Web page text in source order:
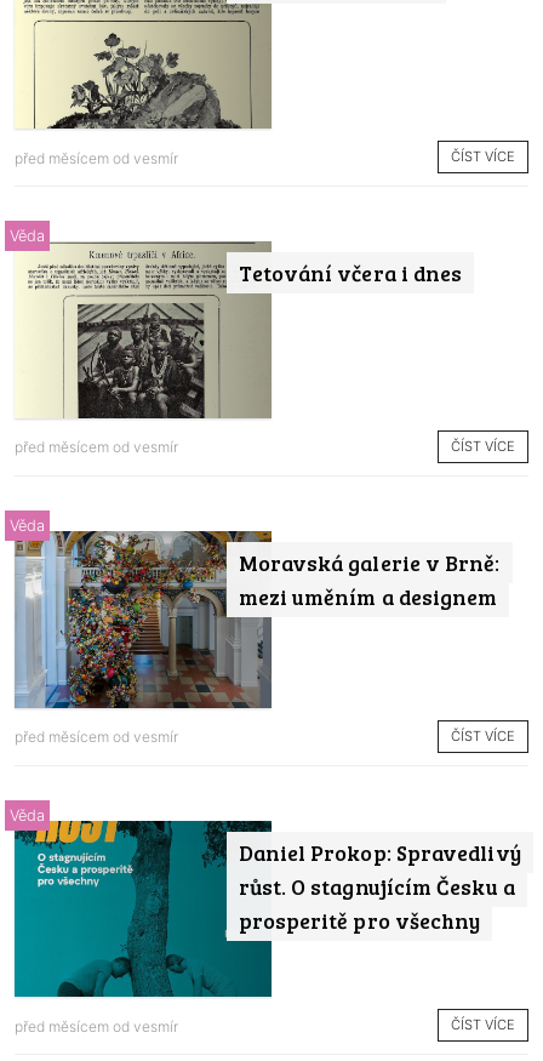
před měsícem od vesmír ČÍST VÍCE
Tetování včera i dnes
Věda
před měsícem od vesmír ČÍST VÍCE
Moravská galerie v Brně:
mezi uměním a designem
Věda
před měsícem od vesmír ČÍST VÍCE
Daniel Prokop: Spravedlivý
růst. O stagnujícím Česku a
prosperitě pro všechny
Věda
před měsícem od vesmír ČÍST VÍCE